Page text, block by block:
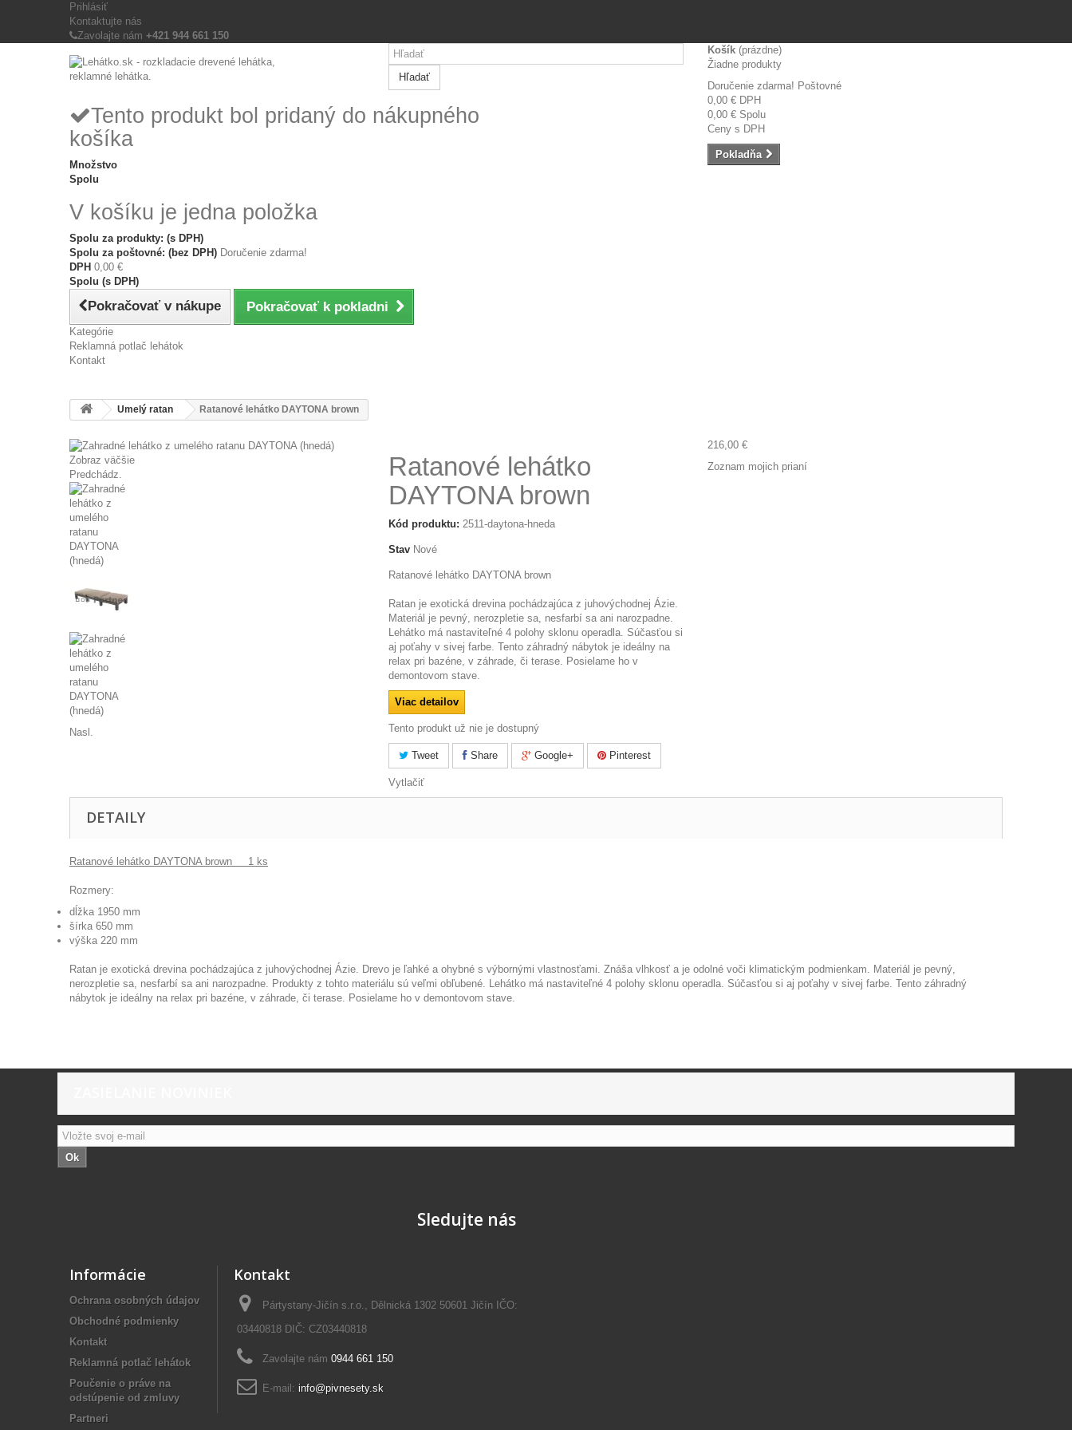
Prihlásiť
Kontaktujte nás
Zavolajte nám +421 944 661 150
Hľadať
Košík (prázdne)
Žiadne produkty
Doručenie zdarma! Poštovné
0,00 € DPH
0,00 € Spolu
Ceny s DPH
Pokladňa
Tento produkt bol pridaný do nákupného
košíka
Množstvo
Spolu
V košíku je jedna položka
Spolu za produkty: (s DPH)
Spolu za poštovné: (bez DPH) Doručenie zdarma!
DPH 0,00 €
Spolu (s DPH)
Pokračovať v nákupe Pokračovať k pokladni
Kategórie
Reklamná potlač lehátok
Kontakt
Umelý ratan Ratanové lehátko DAYTONA brown
Zobraz väčšie
Predchádz.
Nasl.
Ratanové lehátko
DAYTONA brown
Kód produktu: 2511-daytona-hneda
Stav Nové
Ratanové lehátko DAYTONA brown
Ratan je exotická drevina pochádzajúca z juhovýchodnej Ázie.
Materiál je pevný, nerozpletie sa, nesfarbí sa ani narozpadne.
Lehátko má nastaviteľné 4 polohy sklonu operadla. Súčasťou si
aj poťahy v sivej farbe. Tento záhradný nábytok je ideálny na
relax pri bazéne, v záhrade, či terase. Posielame ho v
demontovom stave.
Viac detailov
Tento produkt už nie je dostupný
Tweet Share Google+ Pinterest
Vytlačiť
216,00 €
Zoznam mojich prianí
DETAILY
Ratanové lehátko DAYTONA brown 1 ks
Rozmery:
dĺžka 1950 mm
šírka 650 mm
výška 220 mm
Ratan je exotická drevina pochádzajúca z juhovýchodnej Ázie. Drevo je ľahké a ohybné s výbornými vlastnosťami. Znáša vlhkosť a je odolné voči klimatickým podmienkam. Materiál je pevný,
nerozpletie sa, nesfarbí sa ani narozpadne. Produkty z tohto materiálu sú veľmi obľubené. Lehátko má nastaviteľné 4 polohy sklonu operadla. Súčasťou si aj poťahy v sivej farbe. Tento záhradný
nábytok je ideálny na relax pri bazéne, v záhrade, či terase. Posielame ho v demontovom stave.
Ok
Sledujte nás
Informácie
Ochrana osobných údajov
Obchodné podmienky
Kontakt
Reklamná potlač lehátok
Poučenie o práve na
odstúpenie od zmluvy
Partneri
Kontakt
Pártystany-Jičín s.r.o., Dělnická 1302 50601 Jičín IČO:
03440818 DIČ: CZ03440818
Zavolajte nám 0944 661 150
E-mail: info@pivnesety.sk